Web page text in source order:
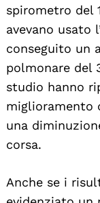
spirometro del
avevano usato
conseguito un
polmonare del
studio hanno
miglioramento
una
corsa.
Anche se i
For: